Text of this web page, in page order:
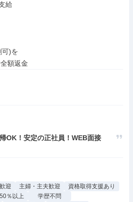
給
額返金
OK！安定の正社員！WEB面接
迎 主婦・主夫歓迎
資格取得支援あり
％以上
学歴不問